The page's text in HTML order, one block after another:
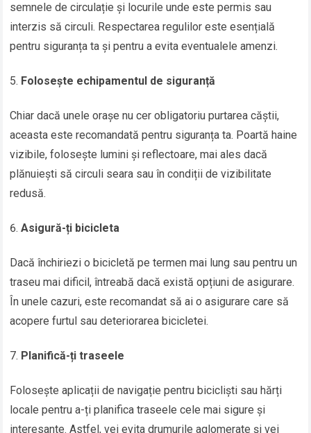
semnele de circulație și locurile unde este permis sau
interzis să circuli. Respectarea regulilor este esențială
pentru siguranța ta și pentru a evita eventualele amenzi.
Folosește echipamentul de siguranță
Chiar dacă unele orașe nu cer obligatoriu purtarea căștii,
aceasta este recomandată pentru siguranța ta. Poartă haine
vizibile, folosește lumini și reflectoare, mai ales dacă
plănuiești să circuli seara sau în condiții de vizibilitate
redusă.
Asigură-ți bicicleta
Dacă închiriezi o bicicletă pe termen mai lung sau pentru un
traseu mai dificil, întreabă dacă există opțiuni de asigurare.
În unele cazuri, este recomandat să ai o asigurare care să
acopere furtul sau deteriorarea bicicletei.
Planifică-ți traseele
Folosește aplicații de navigație pentru bicicliști sau hărți
locale pentru a-ți planifica traseele cele mai sigure și
interesante. Astfel, vei evita drumurile aglomerate și vei